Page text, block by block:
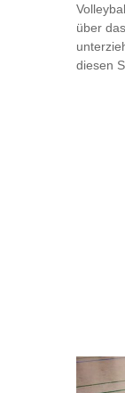
über
diesen